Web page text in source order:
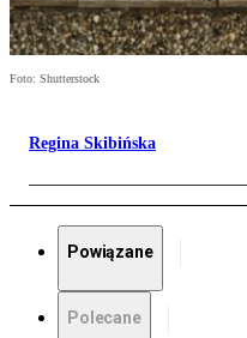
Foto: Shutterstock
Regina Skibińska
Powiązane
Polecane